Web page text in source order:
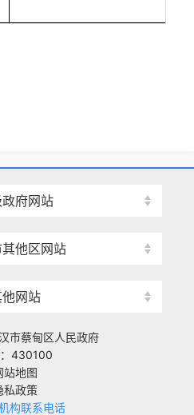
府网站
他区网站
网站
市蔡甸区人民政府
430100
站地图
私政策
构联系电话